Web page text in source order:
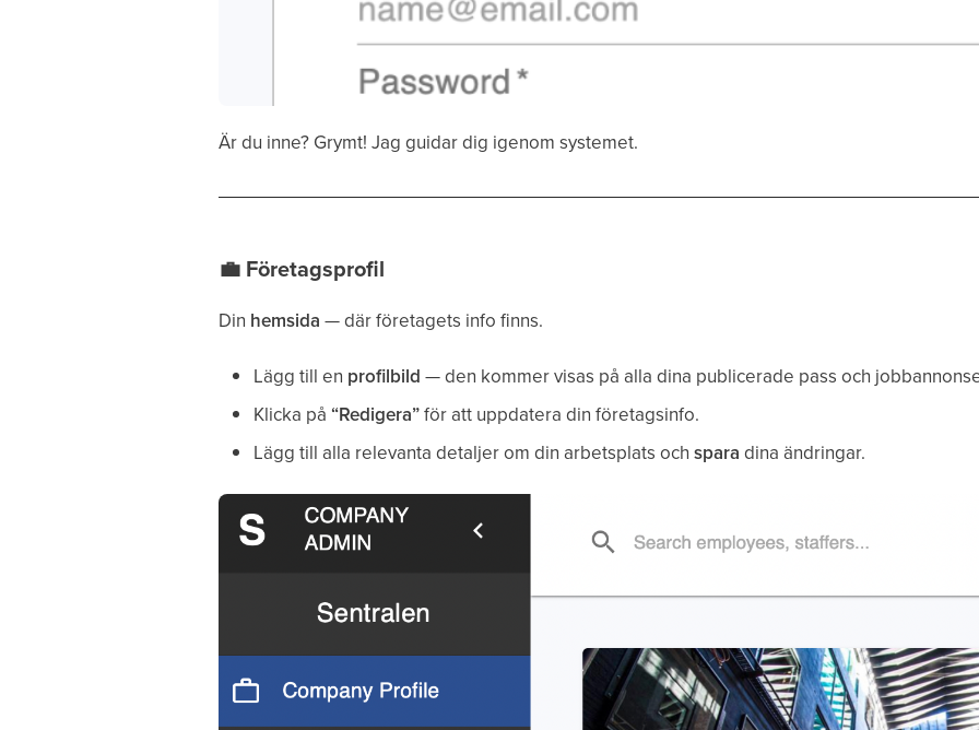
Är du inne? Grymt! Jag guidar dig igenom systemet.
💼Företagsprofil
Din hemsida — där företagets info finns.
Lägg till en profilbild — den kommer visas på alla dina publicerade pass och
Klicka på “Redigera”för att uppdatera din företagsinfo.
Lägg till alla relevanta detaljer om din arbetsplats och spara dina ändringar.